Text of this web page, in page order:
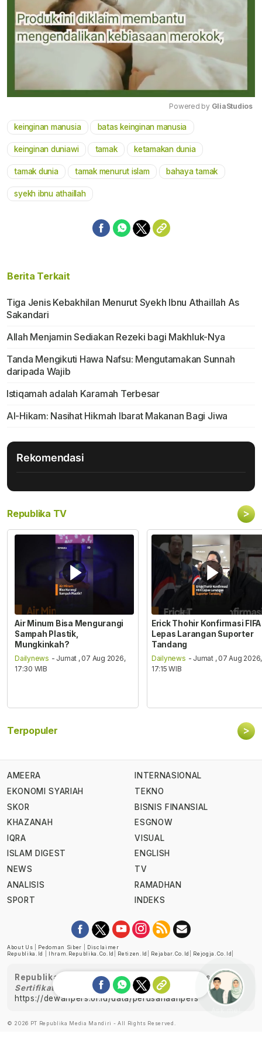
Powered by GliaStudios
keinginan manusia batas keinginan manusia
keinginan duniawi tamak ketamakan dunia
tamak dunia tamak menurut islam bahaya tamak
syekh ibnu athaillah
Berita Terkait
Tiga Jenis Kebakhilan Menurut Syekh Ibnu Athaillah As
Sakandari
Allah Menjamin Sediakan Rezeki bagi Makhluk-Nya
Tanda Mengikuti Hawa Nafsu: Mengutamakan Sunnah
daripada Wajib
Istiqamah adalah Karamah Terbesar
Al-Hikam: Nasihat Hikmah Ibarat Makanan Bagi Jiwa
Rekomendasi
Republika TV >
Air Minum Bisa Mengurangi
Sampah Plastik,
Mungkinkah?
Dailynews - Jumat , 07 Aug 2026,
17:30 WIB
Erick Thohir Konfirmasi FIFA
Lepas Larangan Suporter
Tandang
Dailynews - Jumat , 07 Aug 2026,
17:15 WIB
Terpopuler >
AMEERA
EKONOMI SYARIAH
SKOR
KHAZANAH
IQRA
ISLAM DIGEST
NEWS
ANALISIS
SPORT
INTERNASIONAL
TEKNO
BISNIS FINANSIAL
ESGNOW
VISUAL
ENGLISH
TV
RAMADHAN
INDEKS
About Us Pedoman Siber
Disclaimer
Republika.id
Ihram.republika.co.id Retizen.id Rejabar.co.id Rejogja.co.id
Republika telah diverifikasi oleh Dewan Pers
Sertifikat Nomor 1058/DP-Verifikasi/K/XII/2022
https://dewanpers.or.id/data/perusahaanpers
© 2026 PT Republika Media Mandiri - All Rights Reserved.